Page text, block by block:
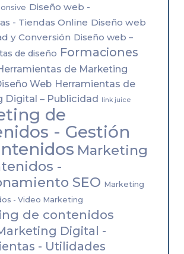
Diseño web -
- Tiendas Online Diseño web
y Conversión Diseño web –
de diseño Formaciones
de Marketing
Web Herramientas de
Digital – Publicidad link juice
de
- Gestión
Marketing
-
SEO Marketing
- Video Marketing
de contenidos
Digital -
- Utilidades